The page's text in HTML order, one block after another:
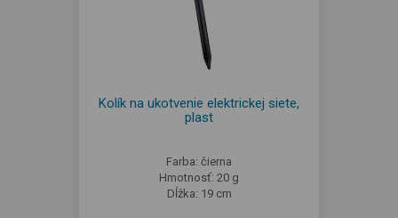
Kolík na ukotvenie elektrickej siete,
plast
Farba: čierna
Hmotnosť: 20 g
Dĺžka: 19 cm